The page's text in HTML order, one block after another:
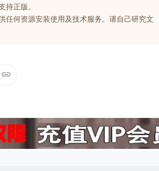
持正版。
任何资源安装使用及技术服务。请自己研究文